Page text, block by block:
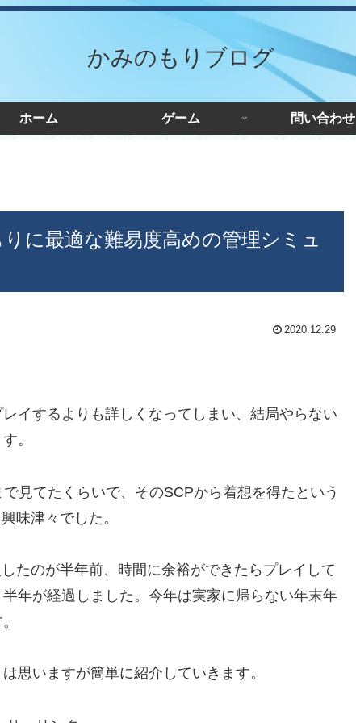
かみのもりブログ
ホーム ゲーム 問い合わせ
に最適な難易度高めの管理シミュ
2020.12.29
イするよりも詳しくなってしまい、結局やらない
。
見てたくらいで、そのSCPから着想を得たという
味津々でした。
たのが半年前、時間に余裕ができたらプレイして
年が経過しました。今年は実家に帰らない年末年
思いますが簡単に紹介していきます。